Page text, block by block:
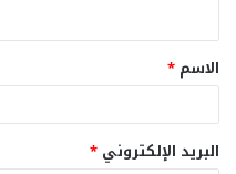
ق
*
الاسم *
البريد الإلكتروني *